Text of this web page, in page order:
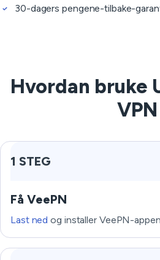
30-dagers pengene-tilbake-
Hvordan bruke
VPN
1 STEG
Få VeePN
Last ned og installer VeePN-